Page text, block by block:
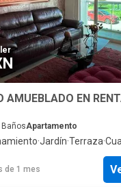
AMUEBLADO EN
BañosApartamento
·Jardín·Terraza·
de 1 mes